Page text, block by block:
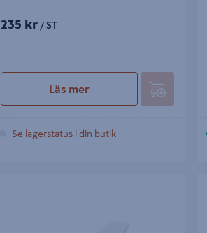
235 kr / ST
Läs mer
Se lagerstatus i din butik